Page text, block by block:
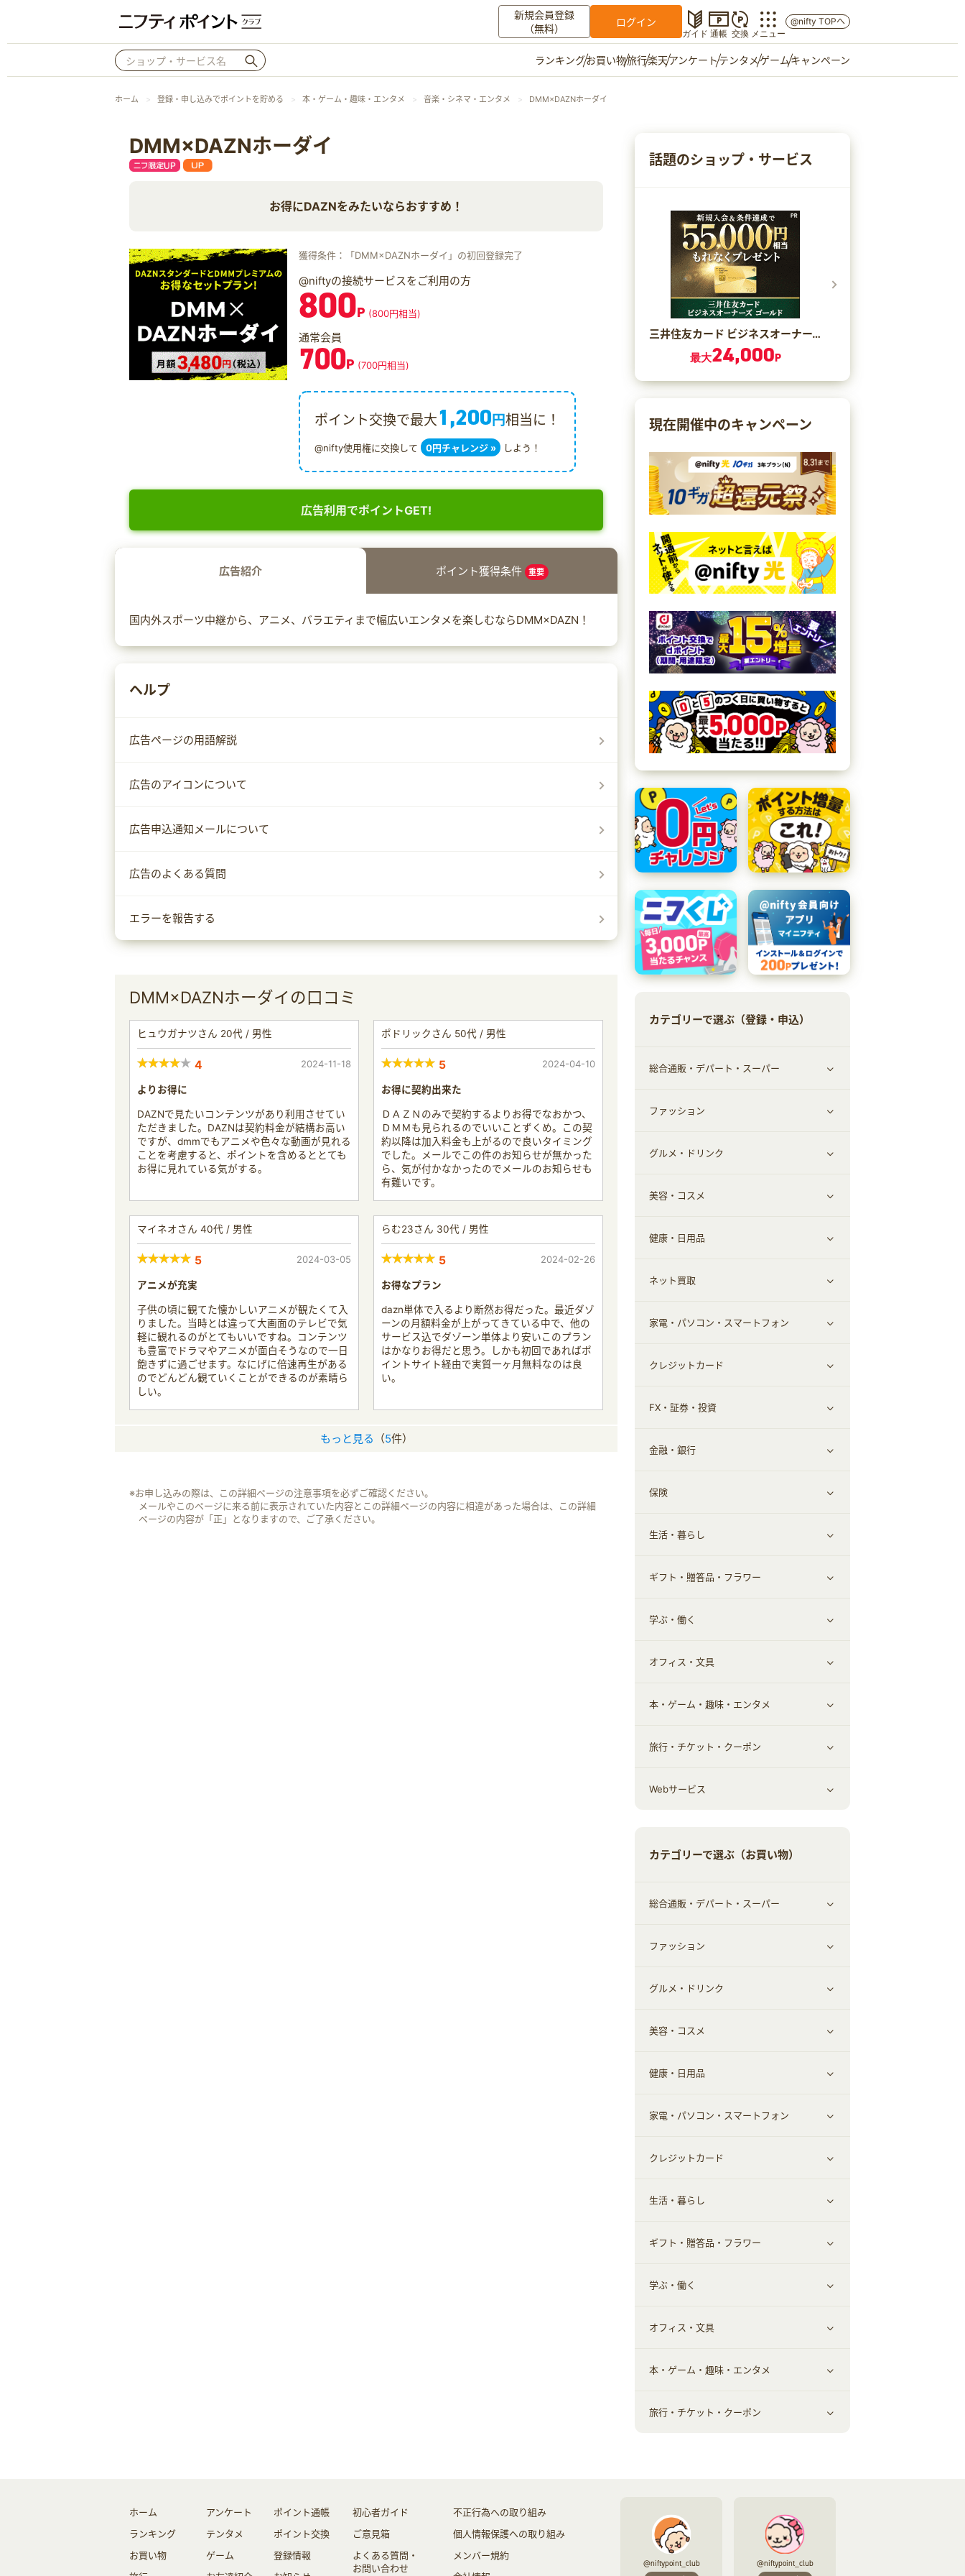
新規会員登録
（無料）
ログイン
ガイド 通帳 交換 メニュー
お知らせ
@nifty TOPへ
ランキングお買い物旅行楽天アンケートテンタメゲームキャンペーン
ホーム 登録・申し込みでポイントを貯める 本・ゲーム・趣味・エンタメ 音楽・シネマ・エンタメ DMM×DAZNホーダイ
DMM×DAZNホーダイ
お得にDAZNをみたいならおすすめ！
獲得条件：「DMM×DAZNホーダイ」の初回登録完了
@niftyの接続サービスをご利用の方
800P (800円相当)
通常会員
700P (700円相当)
ポイント交換で最大1,200円相当に！
@nifty使用権に交換して 0円チャレンジ » しよう！
広告利用でポイントGET!
広告紹介 ポイント獲得条件 重要
国内外スポーツ中継から、アニメ、バラエティまで幅広いエンタメを楽しむならDMM×DAZN！
ヘルプ
広告ページの用語解説
広告のアイコンについて
広告申込通知メールについて
広告のよくある質問
エラーを報告する
DMM×DAZNホーダイの口コミ
ヒュウガナツさん 20代 / 男性
4 2024-11-18
よりお得に
DAZNで見たいコンテンツがあり利用させてい
ただきました。DAZNは契約料金が結構お高い
ですが、dmmでもアニメや色々な動画が見れる
ことを考慮すると、ポイントを含めるととても
お得に見れている気がする。
ポドリックさん 50代 / 男性
5 2024-04-10
お得に契約出来た
ＤＡＺＮのみで契約するよりお得でなおかつ、
ＤＭＭも見られるのでいいことずくめ。この契
約以降は加入料金も上がるので良いタイミング
でした。メールでこの件のお知らせが無かった
ら、気が付かなかったのでメールのお知らせも
有難いです。
マイネオさん 40代 / 男性
5 2024-03-05
アニメが充実
子供の頃に観てた懐かしいアニメが観たくて入
りました。当時とは違って大画面のテレビで気
軽に観れるのがとてもいいですね。コンテンツ
も豊富でドラマやアニメが面白そうなので一日
飽きずに過ごせます。なにげに倍速再生がある
のでどんどん観ていくことができるのが素晴ら
しい。
らむ23さん 30代 / 男性
5 2024-02-26
お得なプラン
dazn単体で入るより断然お得だった。最近ダゾ
ーンの月額料金が上がってきている中で、他の
サービス込でダゾーン単体より安いこのプラン
はかなりお得だと思う。しかも初回であればポ
イントサイト経由で実質一ヶ月無料なのは良
い。
もっと見る （5件）
※お申し込みの際は、この詳細ページの注意事項を必ずご確認ください。
メールやこのページに来る前に表示されていた内容とこの詳細ページの内容に相違があった場合は、この詳細
ページの内容が「正」となりますので、ご了承ください。
話題のショップ・サービス
三井住友カード ビジネスオーナーズ ゴールド（カード発行）
最大24,000P
現在開催中のキャンペーン
カテゴリーで選ぶ（登録・申込）
総合通販・デパート・スーパー
すべて見る
総合通販
ファッション
すべて見る
ファッション
インナー・下着
スーツ・フォーマル
グルメ・ドリンク
すべて見る
グルメ
お酒
食材宅配
ウォーターサーバー
美容・コスメ
すべて見る
ヘアケア
エステ・サロン
メンズ美容
健康・日用品
すべて見る
スポーツ・フィットネス
日用品・薬局・からだ
ネット買取
すべて見る
ネット買取
家電・パソコン・スマートフォン
すべて見る
家電・パソコン・ソフトウェア
通信・レンタルサーバー
スマホ・携帯電話・SIM
定額制有料コンテンツ
クレジットカード
すべて見る
クレジットカード
FX・証券・投資
すべて見る
証券
仮想通貨
その他投資
金融・銀行
銀行・ネット銀行
キャッシング・ローン
その他金融
保険
すべて見る
保険相談・面談
生活・暮らし
すべて見る
住まい・暮らし
不動産
引越し
エコ・エネルギー
車情報・カーシェア・レンタル
ギフト・贈答品・フラワー
すべて見る
ギフト・贈答品
学ぶ・働く
すべて見る
習い事・学習・学校
仕事・転職
オフィス・文具
すべて見る
オフィス・文具
本・ゲーム・趣味・エンタメ
すべて見る
ゲーム・趣味
旅行・チケット・クーポン
すべて見る
Webサービス
カテゴリーで選ぶ（お買い物）
総合通販・デパート・スーパー
すべて見る
総合通販
デパート・スーパー
ファッション
すべて見る
ファッション
インナー・下着
靴・フットウェア
小物・かばん
スーツ・フォーマル
グルメ・ドリンク
すべて見る
グルメ
ドリンク
お酒
食材宅配
美容・コスメ
すべて見る
スキンケア
メイクアップ
ヘアケア
メンズ美容
美容・ダイエット用品
脱毛用品
美容食品
健康・日用品
すべて見る
健康食品｜青汁・飲料
健康食品｜乳酸菌・ケフィア
健康食品｜その他
スポーツ・フィットネス
日用品・薬局・からだ
家電・パソコン・スマートフォン
すべて見る
家電・パソコン・ソフトウェア
スマホ・携帯電話・SIM
クレジットカード
すべて見る
クレジットカード
生活・暮らし
すべて見る
車情報・カーシェア・レンタル
お役立ち
生活雑貨・家具インテリア
赤ちゃん・こども・マタニティ
ギフト・贈答品・フラワー
すべて見る
ギフト・贈答品
フラワー
学ぶ・働く
すべて見る
習い事・学習・学校
オフィス・文具
すべて見る
オフィス・文具
本・ゲーム・趣味・エンタメ
すべて見る
本
旅行・チケット・クーポン
チケット・クーポン・チラシ
ホーム
ランキング
お買い物
アンケート
テンタメ
ゲーム
ポイント通帳
ポイント交換
登録情報
初心者ガイド
ご意見箱
よくある質問・
お問い合わせ
不正行為への取り組み
個人情報保護への取り組み
メンバー規約
@niftypoint_club @niftypoint_club